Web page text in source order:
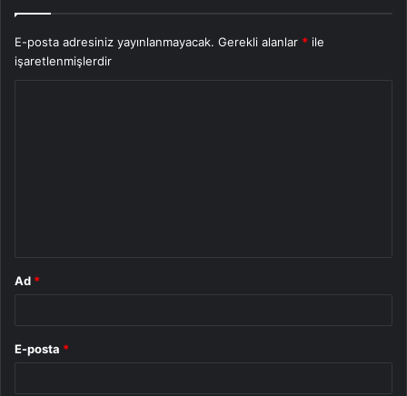
E-posta adresiniz yayınlanmayacak. Gerekli alanlar * ile
işaretlenmişlerdir
Ad *
E-posta *